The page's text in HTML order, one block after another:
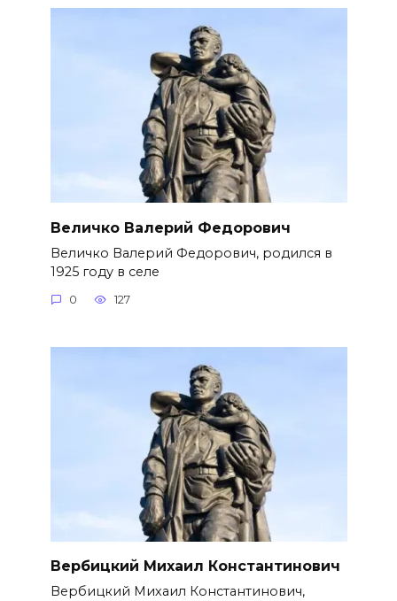
Величко Валерий Федорович
Величко Валерий Федорович, родился в
1925 году в селе
0 127
Вербицкий Михаил Константинович
Вербицкий Михаил Константинович,